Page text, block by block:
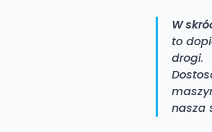
W
to
drogi.
nasza